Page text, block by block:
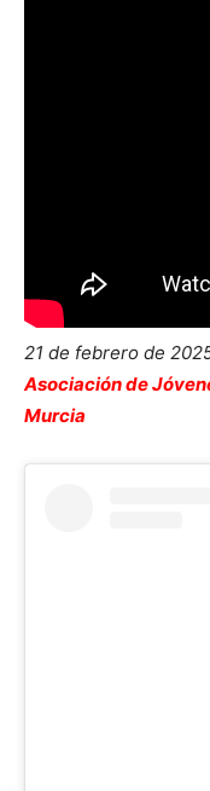
21 de febrero de
Asociación de
Murcia